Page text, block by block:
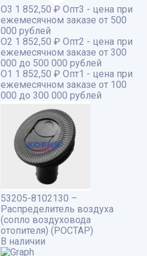
О3 1 852,50 ₽ Опт3 - цена при
ежемесячном заказе от 500
000 рублей
О2 1 852,50 ₽ Опт2 - цена при
ежемесячном заказе от 300
000 до 500 000 рублей
О1 1 852,50 ₽ Опт1 - цена при
ежемесячном заказе от 100
000 до 300 000 рублей
53205-8102130 –
Распределитель воздуха
(сопло воздуховода
отопителя) (РОСТАР)
В наличии